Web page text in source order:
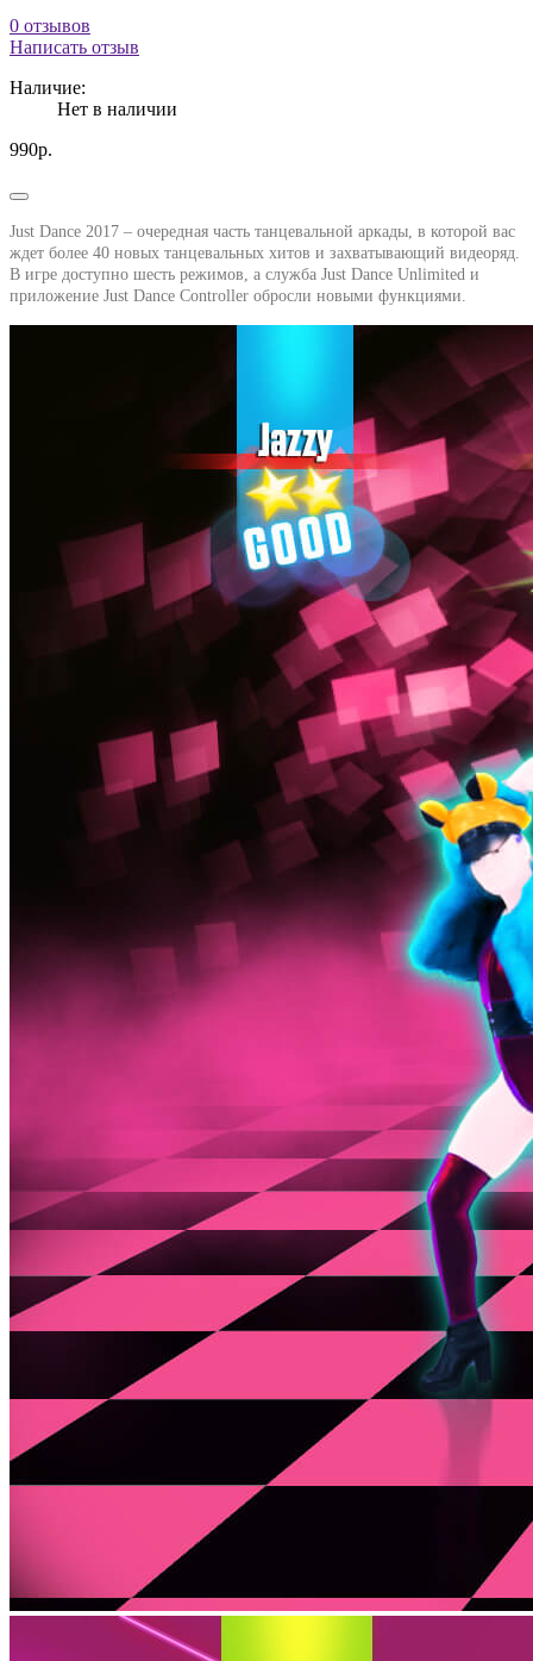
0 отзывов
Написать отзыв
Наличие:
Нет в наличии
990р.
Just Dance 2017 – очередная часть танцевальной аркады, в которой вас
ждет более 40 новых танцевальных хитов и захватывающий видеоряд.
В игре доступно шесть режимов, а служба Just Dance Unlimited и
приложение Just Dance Controller обросли новыми функциями.